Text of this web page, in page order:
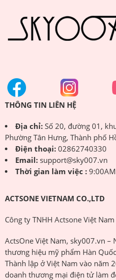
THÔNG TIN LIÊN HỆ
Địa chỉ:Số 20, đường 01,
Phường Tân Hưng, Thành phố
Điện thoại:02862740330
Email:support@sky007.vn
Thời gian làm việc :
ACTSONE VIETNAM CO.,LTD
Công ty TNHH Actsone Việt Nam
ActsOne Việt Nam, sky007.vn –
thương hiệu mỹ phẩm Hàn
Thành lập ở Việt Nam vào năm
doanh thương mại điện tử làm